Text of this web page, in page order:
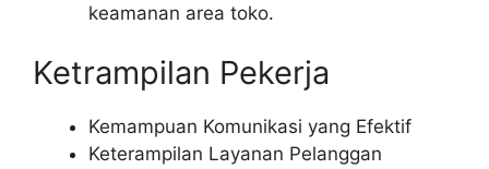
keamanan area toko.
Ketrampilan Pekerja
Kemampuan Komunikasi yang Efektif
Keterampilan Layanan Pelanggan